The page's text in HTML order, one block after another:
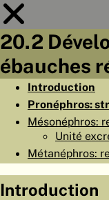
20.2
ébauches
Introduction
Pronéphros:
Mésonéphros:
Unité
Métanéphros:
Introduction